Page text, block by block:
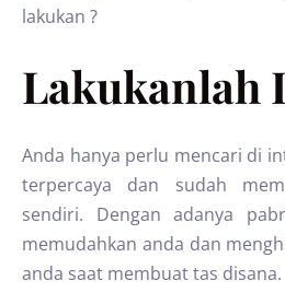
lakukan ?
Lakukanlah
Anda hanya perlu mencari di
terpercaya dan sudah
sendiri. Dengan adanya
memudahkan anda dan
anda saat membuat tas disana.